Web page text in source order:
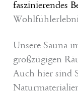
faszinierendes
Unsere Sauna
großzügigen
Auch hier sind